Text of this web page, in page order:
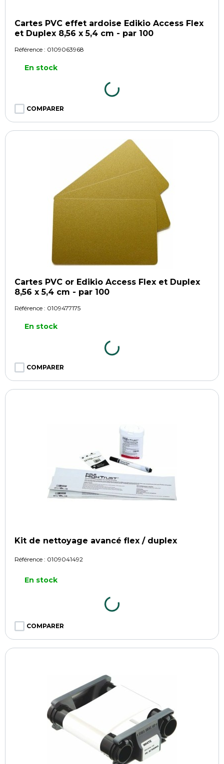
Cartes PVC effet ardoise Edikio Access Flex
et Duplex 8,56 x 5,4 cm - par 100
Référence : 0109063968
En stock
COMPARER
Cartes PVC or Edikio Access Flex et Duplex
8,56 x 5,4 cm - par 100
Référence : 0109477175
En stock
COMPARER
Kit de nettoyage avancé flex / duplex
Référence : 0109041492
En stock
COMPARER